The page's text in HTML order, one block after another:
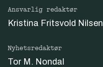
Ansvarlig redaktør
Kristina Fritsvold Nilsen
Nyhetsredaktør
Tor M. Nondal